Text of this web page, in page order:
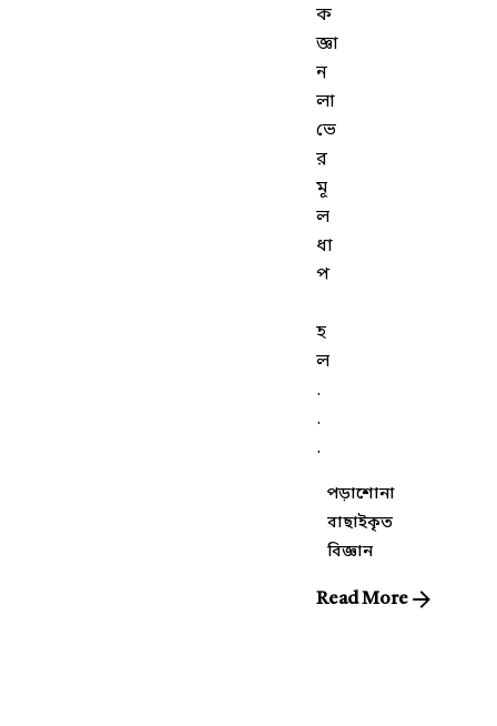
ক
জ্ঞা
ন
লা
ভে
র
মূ
ল
ধা
প
হ
ল
.
.
.
পড়াশোনা
বাছাইকৃত
বিজ্ঞান
Read More